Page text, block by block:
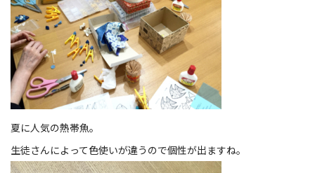
夏に人気の熱帯魚。
生徒さんによって色使いが違うので個性が出ますね。